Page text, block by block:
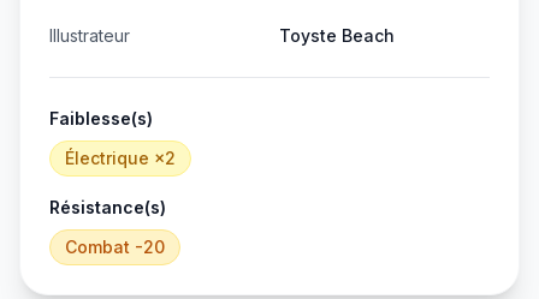
Illustrateur Toyste Beach
Faiblesse(s)
Électrique ×2
Résistance(s)
Combat -20